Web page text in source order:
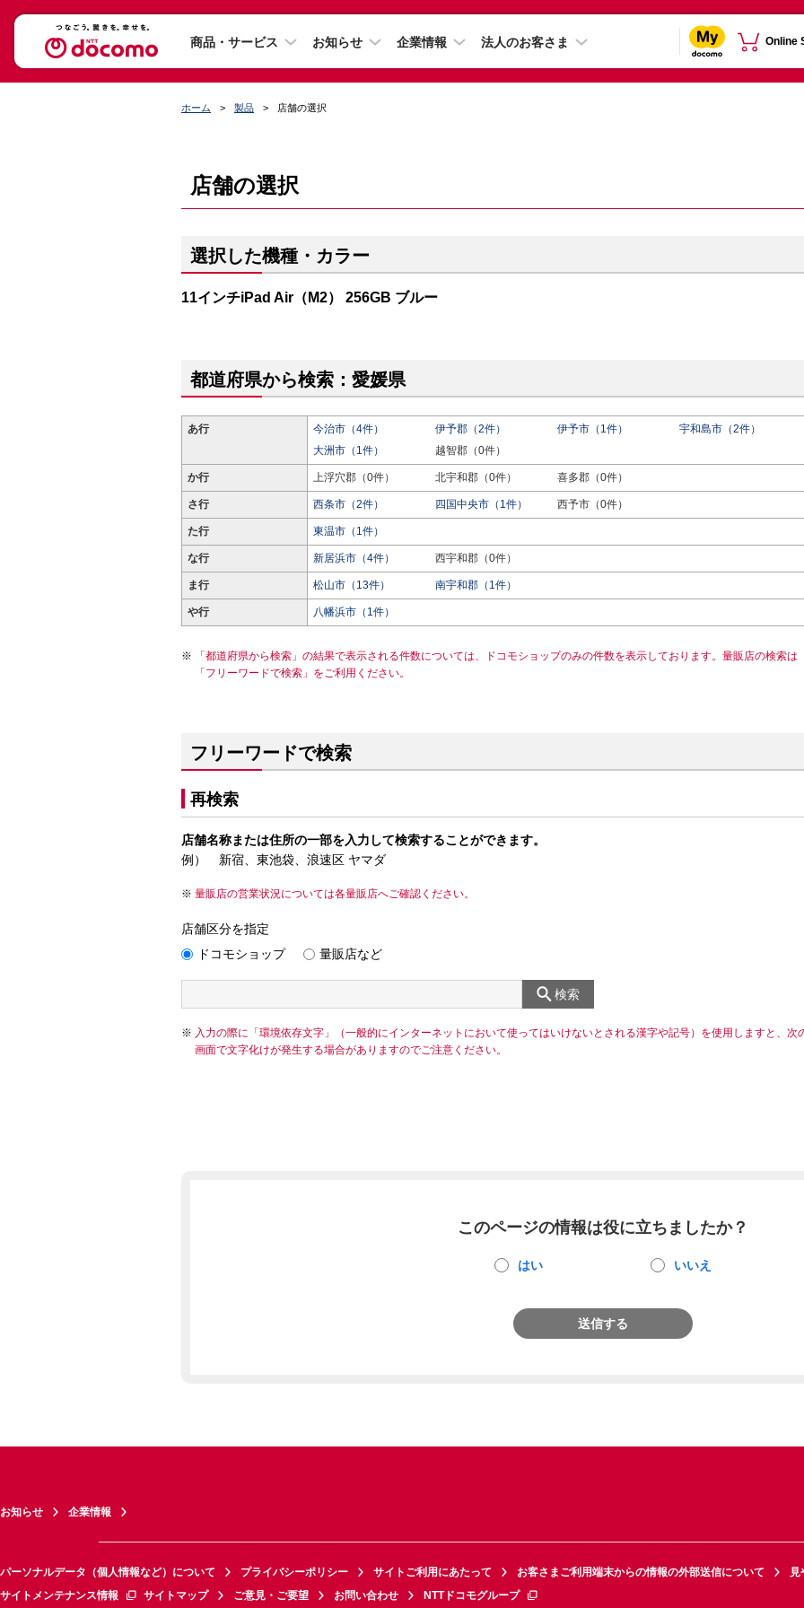
商品・サービス お知らせ 企業情報 法人のお客さま Online
ホーム 製品 店舗の選択
店舗の選択
選択した機種・カラー
11インチiPad Air（M2） 256GB ブルー
都道府県から検索：愛媛県
あ行 今治市（4件） 伊予郡（2件） 伊予市（1件）
宇和島市（2件）
大洲市（1件）
越智郡（0件）
か行 上浮穴郡（0件） 北宇和郡（0件） 喜多郡（0件）
さ行 西条市（2件） 四国中央市（1件） 西予市（0件）
た行 東温市（1件）
な行 新居浜市（4件） 西宇和郡（0件）
ま行 松山市（13件） 南宇和郡（1件）
や行 八幡浜市（1件）
「都道府県から検索」の結果で表示される件数については、ドコモショップのみの件数を表示しております。量販店の検索は
「フリーワードで検索」をご利用ください。
フリーワードで検索
再検索
店舗名称または住所の一部を入力して検索することができます。
例） 新宿、東池袋、浪速区 ヤマダ
量販店の営業状況については各量販店へご確認ください。
店舗区分を指定
ドコモショップ
量販店など
検索
入力の際に「環境依存文字」（一般的にインターネットにおいて使ってはいけないとされる漢字や記号）を使用しますと、次
画面で文字化けが発生する場合がありますのでご注意ください。
このページの情報は役に立ちましたか？
はい いいえ
送信する
お知らせ 企業情報
パーソナルデータ（個人情報など）について プライバシーポリシー サイトご利用にあたって お客さまご利用端末からの情報の外部送信について
見
サイトメンテナンス情報
サイトマップ ご意見・ご要望 お問い合わせ NTTドコモグループ